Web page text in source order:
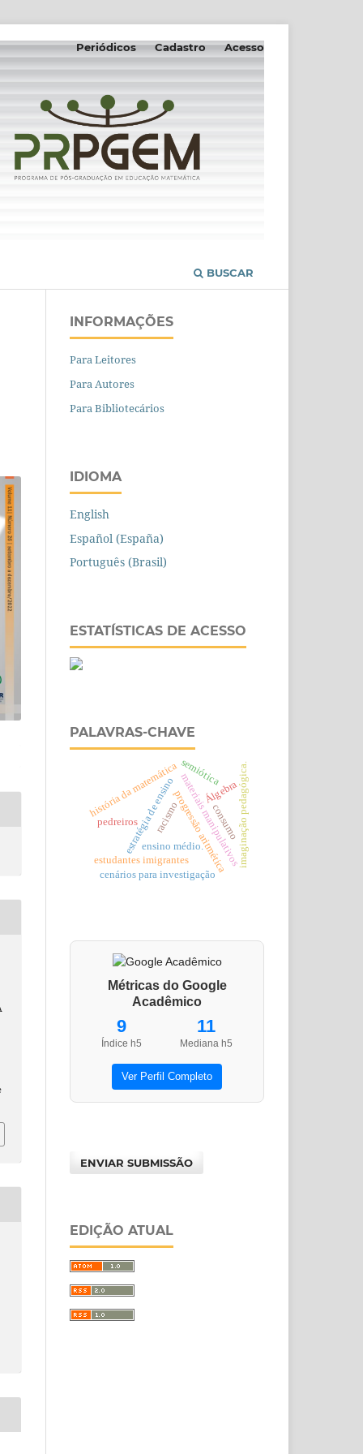
BUSCAR
Periódicos Cadastro Acesso
INFORMAÇÕES
Para Leitores
Para Autores
Para Bibliotecários
IDIOMA
English
Español (España)
Português (Brasil)
ESTATÍSTICAS DE ACESSO
PALAVRAS-CHAVE
estratégia de ensinoprogressão aritmética
história da matemáticamateriais manipulativos
estudantes imigrantes
racismo imaginação pedagógica.
Álgebra
cenários para investigação
ensino médio.
semiótica
pedreiros consumo
Métricas do Google
Acadêmico
9
Índice h5
11
Mediana h5
Ver Perfil Completo
ENVIAR SUBMISSÃO
EDIÇÃO ATUAL